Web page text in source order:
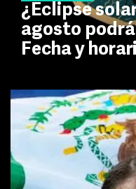
¿Eclipse
agosto
Fecha y